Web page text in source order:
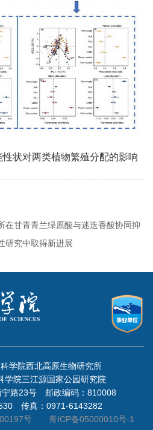
状对两类植物繁殖分配的影响
在甘青青兰绿原酸与迷迭香酸协同抑
研究中取得新进展
学院西北高原生物研究所
学院三江源国家公园研究院
宁路23号 邮政编码：810008
传真：0971-6143282
号
青ICP备05000010号-1